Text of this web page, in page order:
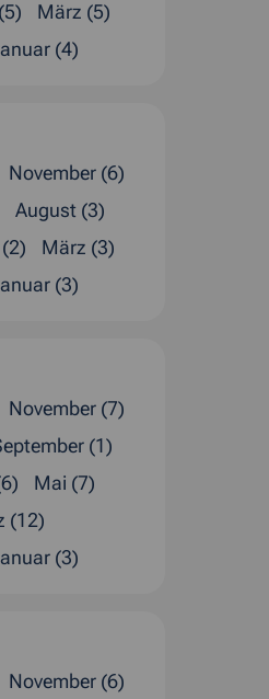
März (5)
(4)
November (6)
August (3)
März (3)
(3)
November (7)
(1)
Mai (7)
(12)
(3)
November (6)